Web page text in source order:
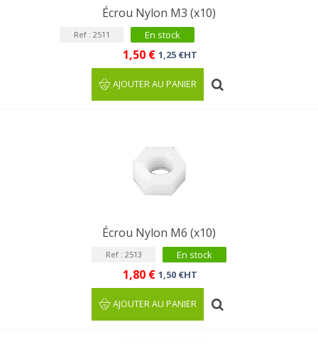
Écrou Nylon M3 (x10)
Ref : 2511 En stock
1,50 € 1,25 €HT
AJOUTER AU PANIER
Écrou Nylon M6 (x10)
Ref : 2513 En stock
1,80 € 1,50 €HT
AJOUTER AU PANIER